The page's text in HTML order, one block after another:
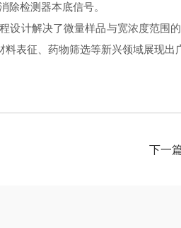
检测器本底信号。
计解决了微量样品与宽浓度范围
表征、药物筛选等新兴领域展现出
下一